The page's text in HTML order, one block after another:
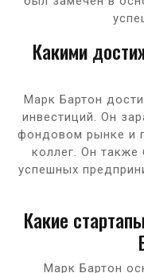
Какими
Марк Бартон
инвестиций. Он
фондовом рынке и
коллег. Он
успешных
Какие
Марк Бартон